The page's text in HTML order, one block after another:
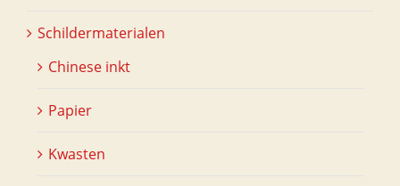
Schildermaterialen
Chinese inkt
Papier
Kwasten